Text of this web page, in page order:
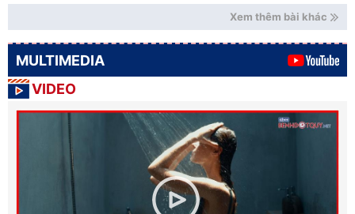
Xem thêm bài khác
MULTIMEDIA
VIDEO